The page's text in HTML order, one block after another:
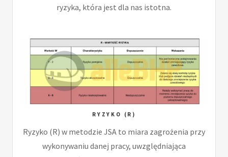
ryzyka, która jest dla nas istotna.
RYZYKO (R)
Ryzyko (R) w metodzie JSA to miara zagrożenia przy
wykonywaniu danej pracy, uwzględniająca